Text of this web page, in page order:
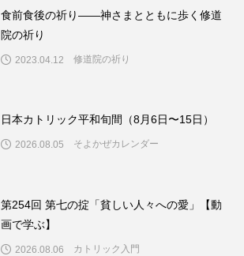
食前食後の祈り――神さまとともに歩く修道
院の祈り
2023.04.12 修道院の祈り
日本カトリック平和旬間（8月6日〜15日）
2026.08.05 そよかぜカレンダー
第254回 第七の掟「貧しい人々への愛」【動
画で学ぶ】
2026.08.06 カトリック入門